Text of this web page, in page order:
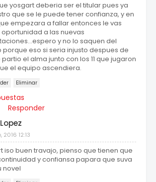
yosgart deberia ser el titular pues ya
que se le puede tener confianza, y en
empezara a fallar entonces le vas
a las nuevas
y no lo saquen del
porque eso si seria injusto despues de
el alma junto con los 11 que jugaron
el equipo ascendiera.
Eliminar
Responder
2016 12:13
iso buen travajo, pienso que tienen que
y confiansa papara que suva
novel